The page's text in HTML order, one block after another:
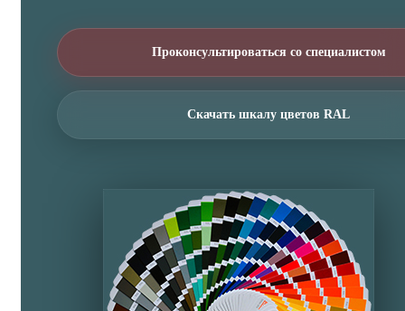
Проконсультироваться со специалистом
Скачать шкалу цветов RAL